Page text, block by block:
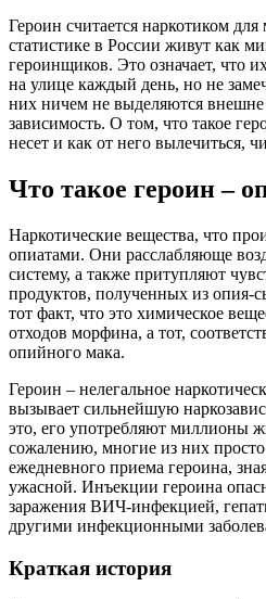
Героин считается наркотиком
статистике в России живут как
героинщиков. Это означает, что
на улице каждый день, но не
них ничем не выделяются
зависимость. О том, что такое
несет и как от него вылечиться,
Что такое героин –
Наркотические вещества, что
опиатами. Они расслабляюще
систему, а также притупляют
продуктов, полученных из опия-
тот факт, что это химическое
отходов морфина, а тот,
опийного мака.
Героин – нелегальное
вызывает сильнейшую
это, его употребляют миллионы
сожалению, многие из них просто
ежедневного приема героина,
ужасной. Инъекции героина
заражения ВИЧ-инфекцией,
другими инфекционными
Краткая история